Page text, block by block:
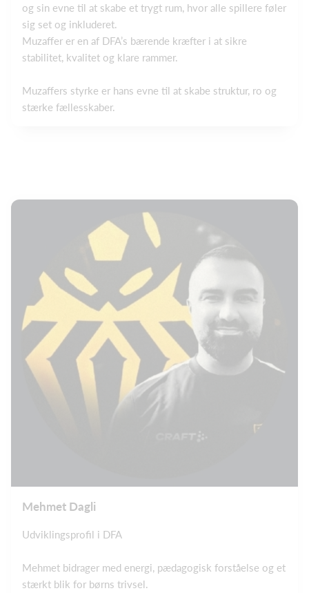
og sin evne til at skabe et trygt rum, hvor alle spillere føler
sig set og inkluderet.
Muzaffer er en af DFA’s bærende kræfter i at sikre
stabilitet, kvalitet og klare rammer.
Muzaffers styrke er hans evne til at skabe struktur, ro og
stærke fællesskaber.
Mehmet Dagli
Udviklingsprofil i DFA
Mehmet bidrager med energi, pædagogisk forståelse og et
stærkt blik for børns trivsel.